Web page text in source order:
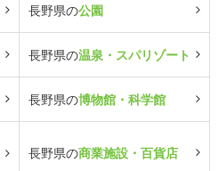
長野県の公園
長野県の温泉・スパリゾート
長野県の博物館・科学館
長野県の商業施設・百貨店